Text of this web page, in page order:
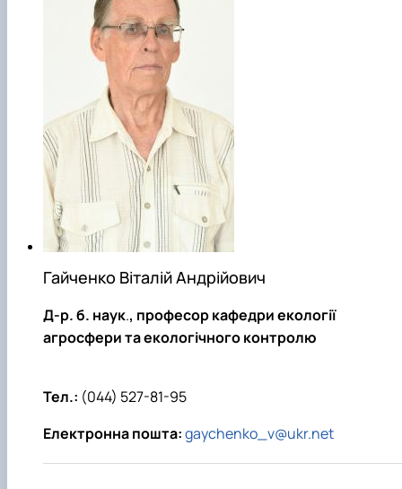
Гайченко Віталій Андрійович
Д-р. б. наук., професор кафедри екології
агросфери та екологічного контролю
Тел.: (044) 527-81-95
Електронна пошта:gaychenko_v@ukr.net